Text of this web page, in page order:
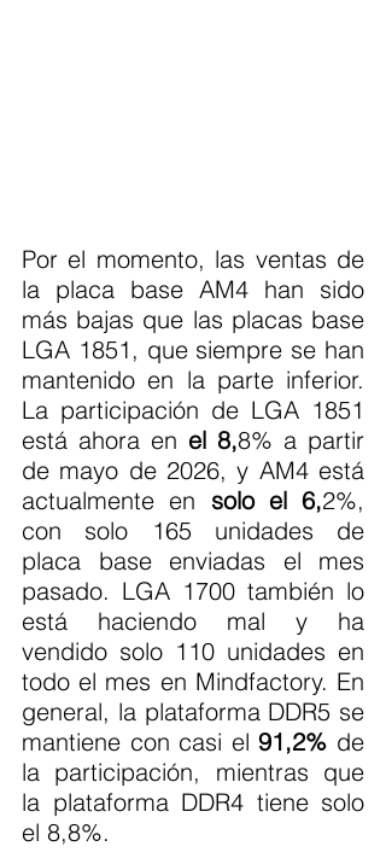
Por el momento, las ventas de
la placa base AM4 han sido
más bajas que las placas base
LGA 1851, que siempre se han
mantenido en la parte inferior.
La participación de LGA 1851
está ahora en el 8,8% a partir
de mayo de 2026, y AM4 está
actualmente en solo el 6,2%,
con solo 165 unidades de
placa base enviadas el mes
pasado. LGA 1700 también lo
está haciendo mal y ha
vendido solo 110 unidades en
todo el mes en Mindfactory. En
general, la plataforma DDR5 se
mantiene con casi el 91,2% de
la participación, mientras que
la plataforma DDR4 tiene solo
el 8,8%.